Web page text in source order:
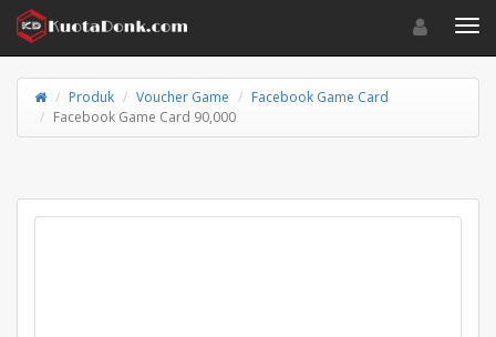
Toggle
Produk Voucher Game
Facebook Game Card
Facebook Game Card 90,000